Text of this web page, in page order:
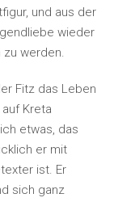
und aus der
wieder
werden.
Fitz das Leben
Kreta
etwas, das
er mit
ist. Er
sich ganz